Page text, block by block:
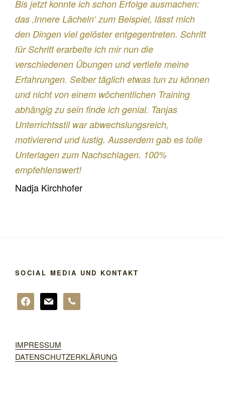
Bis jetzt konnte ich schon Erfolge ausmachen:
das ‚Innere Lächeln‘ zum Beispiel, lässt mich
den Dingen viel gelöster entgegentreten. Schritt
für Schritt erarbeite ich mir nun die
verschiedenen Übungen und vertiefe meine
Erfahrungen. Selber täglich etwas tun zu können
und nicht von einem wöchentlichen Training
abhängig zu sein finde ich genial. Tanjas
Unterrichtsstil war abwechslungsreich,
motivierend und lustig. Ausserdem gab es tolle
Unterlagen zum Nachschlagen. 100%
empfehlenswert!
Nadja Kirchhofer
SOCIAL MEDIA UND KONTAKT
facebookmail phone
IMPRESSUM
DATENSCHUTZERKLÄRUNG